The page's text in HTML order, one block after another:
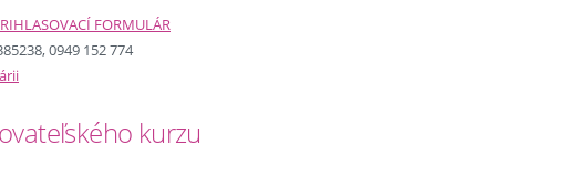
FORMULÁR
0949 152 774
kurzu